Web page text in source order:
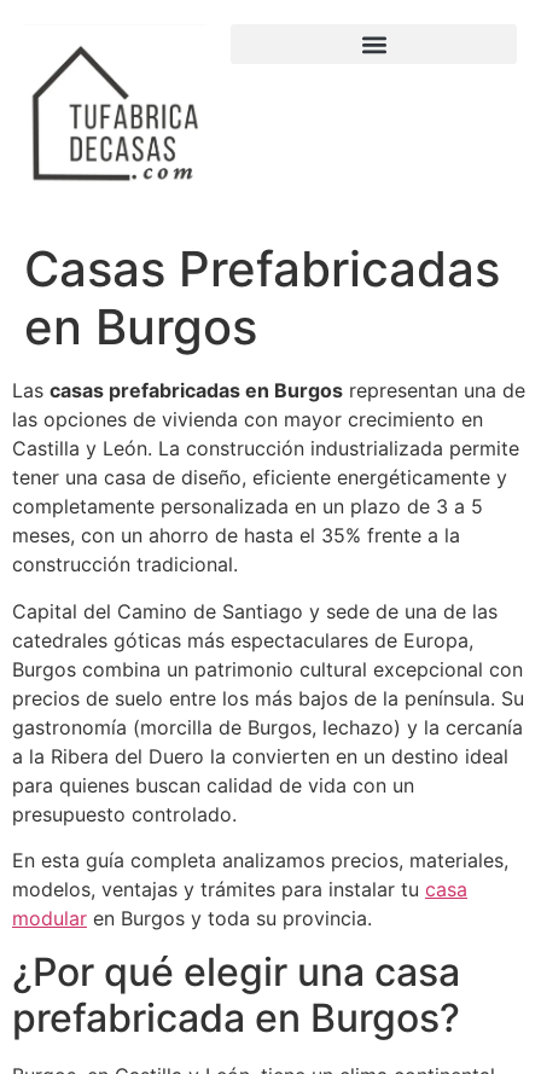
Casas Prefabricadas
en Burgos
Las casas prefabricadas en Burgos representan una de
las opciones de vivienda con mayor crecimiento en
Castilla y León. La construcción industrializada permite
tener una casa de diseño, eficiente energéticamente y
completamente personalizada en un plazo de 3 a 5
meses, con un ahorro de hasta el 35% frente a la
construcción tradicional.
Capital del Camino de Santiago y sede de una de las
catedrales góticas más espectaculares de Europa,
Burgos combina un patrimonio cultural excepcional con
precios de suelo entre los más bajos de la península. Su
gastronomía (morcilla de Burgos, lechazo) y la cercanía
a la Ribera del Duero la convierten en un destino ideal
para quienes buscan calidad de vida con un
presupuesto controlado.
En esta guía completa analizamos precios, materiales,
modelos, ventajas y trámites para instalar tu casa
modular en Burgos y toda su provincia.
¿Por qué elegir una casa
prefabricada en Burgos?